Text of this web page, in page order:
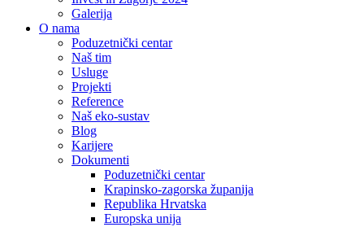
Galerija
O nama
Poduzetnički centar
Naš tim
Usluge
Projekti
Reference
Naš eko-sustav
Blog
Karijere
Dokumenti
Poduzetnički centar
Krapinsko-zagorska županija
Republika Hrvatska
Europska unija